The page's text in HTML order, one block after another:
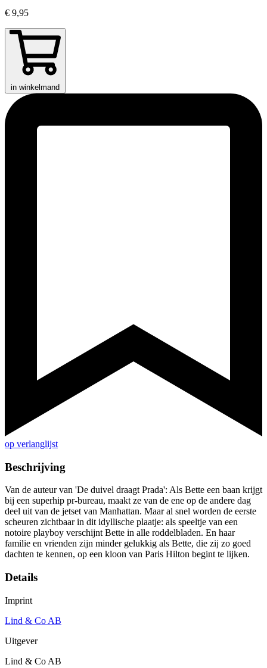
€ 9,95
in winkelmand
op verlanglijst
Beschrijving
Van de auteur van 'De duivel draagt Prada': Als Bette een baan krijgt
bij een superhip pr-bureau, maakt ze van de ene op de andere dag
deel uit van de jetset van Manhattan. Maar al snel worden de eerste
scheuren zichtbaar in dit idyllische plaatje: als speeltje van een
notoire playboy verschijnt Bette in alle roddelbladen. En haar
familie en vrienden zijn minder gelukkig als Bette, die zij zo goed
dachten te kennen, op een kloon van Paris Hilton begint te lijken.
Details
Imprint
Lind & Co AB
Uitgever
Lind & Co AB